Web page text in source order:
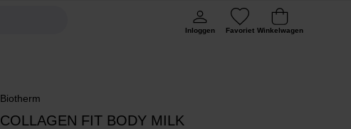
Inloggen Favoriet Winkelwagen
Biotherm
COLLAGEN FIT BODY MILK